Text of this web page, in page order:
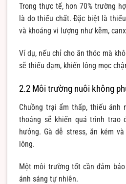
Trong thực tế, hơn 70% trường
là do thiếu chất. Đặc biệt là
và khoáng vi lượng như kẽm,
Ví dụ, nếu chỉ cho ăn thóc mà
sẽ thiếu đạm, khiến lông mọc
2.2 Môi trường nuôi không
Chuồng trại ẩm thấp, thiếu ánh
thoáng sẽ khiến quá trình trao
hưởng. Gà dễ stress, ăn kém
lông.
Một môi trường tốt cần đảm
ánh sáng tự nhiên.